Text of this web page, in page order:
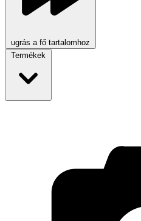
ugrás a fő tartalomhoz
Termékek